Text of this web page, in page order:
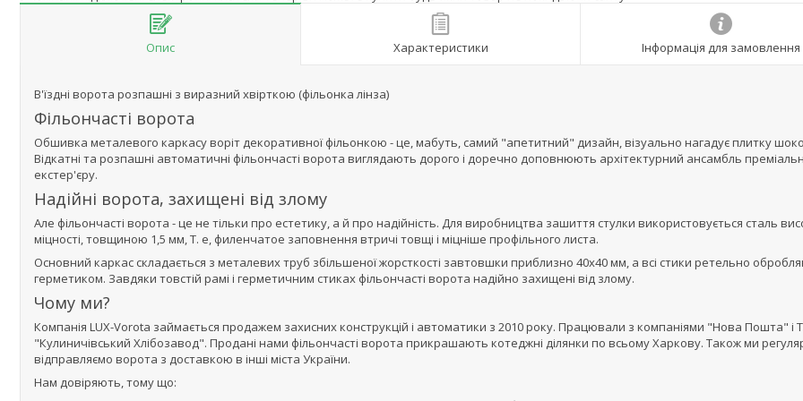
Опис Характеристики Інформація для замовлення
В'їздні ворота розпашні з виразний хвірткою (фільонка лінза)
Фільончасті ворота
Обшивка металевого каркасу воріт декоративної фільонкою - це, мабуть, самий "апетитний" дизайн, візуально нагадує плитку
Відкатні та розпашні автоматичні фільончасті ворота виглядають дорого і доречно доповнюють архітектурний ансамбль
екстер'єру.
Надійні ворота, захищені від злому
Але фільончасті ворота - це не тільки про естетику, а й про надійність. Для виробництва зашиття стулки використовується сталь
міцності, товщиною 1,5 мм, Т. е, филенчатое заповнення втричі товщі і міцніше профільного листа.
Основний каркас складається з металевих труб збільшеної жорсткості завтовшки приблизно 40х40 мм, а всі стики ретельно
герметиком. Завдяки товстій рамі і герметичним стиках фільончасті ворота надійно захищені від злому.
Чому ми?
Компанія LUX-Vorota займається продажем захисних конструкцій і автоматики з 2010 року. Працювали з компаніями "Нова Пошта" і
"Кулиничівський Хлібозавод". Продані нами фільончасті ворота прикрашають котеджні ділянки по всьому Харкову. Також ми
відправляємо ворота з доставкою в інші міста України.
Нам довіряють, тому що: